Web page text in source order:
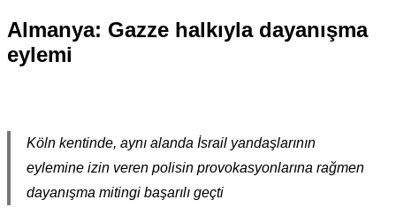
Almanya: Gazze halkıyla dayanışma
eylemi
Köln kentinde, aynı alanda İsrail yandaşlarının
eylemine izin veren polisin provokasyonlarına rağmen
dayanışma mitingi başarılı geçti